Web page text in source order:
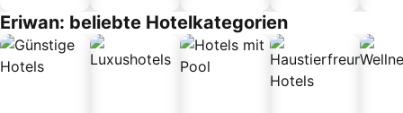
Eriwan: beliebte Hotelkategorien